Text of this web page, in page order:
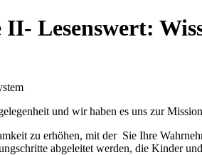
II- Lesenswert:
und wir haben es uns zur
zu erhöhen, mit der Sie Ihre
abgeleitet werden, die Kinder